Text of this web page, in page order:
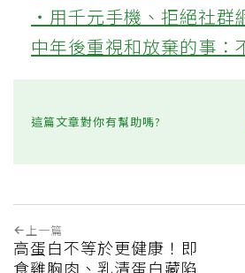
‧用千元手機、拒絕社群
中年後重視和放棄的事：
這篇文章對你有幫助嗎?
上一篇
高蛋白不等於更健康！即
食雞胸肉、乳清蛋白藏陷